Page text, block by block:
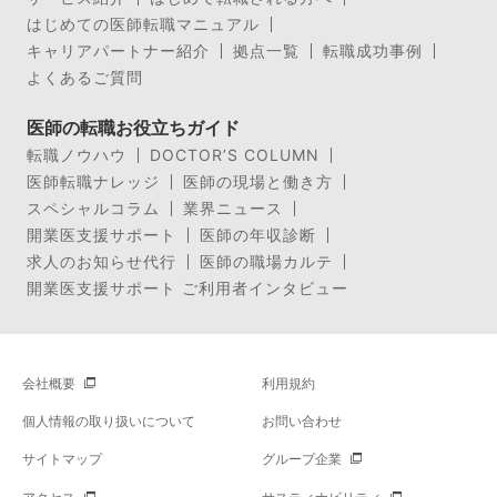
はじめての医師転職マニュアル
キャリアパートナー紹介
拠点一覧
転職成功事例
よくあるご質問
医師の転職お役立ちガイド
転職ノウハウ
DOCTOR’S COLUMN
医師転職ナレッジ
医師の現場と働き方
スペシャルコラム
業界ニュース
開業医支援サポート
医師の年収診断
求人のお知らせ代行
医師の職場カルテ
開業医支援サポート ご利用者インタビュー
会社概要 利用規約
個人情報の取り扱いについて お問い合わせ
サイトマップ グループ企業